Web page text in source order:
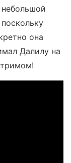
она
Далилу на